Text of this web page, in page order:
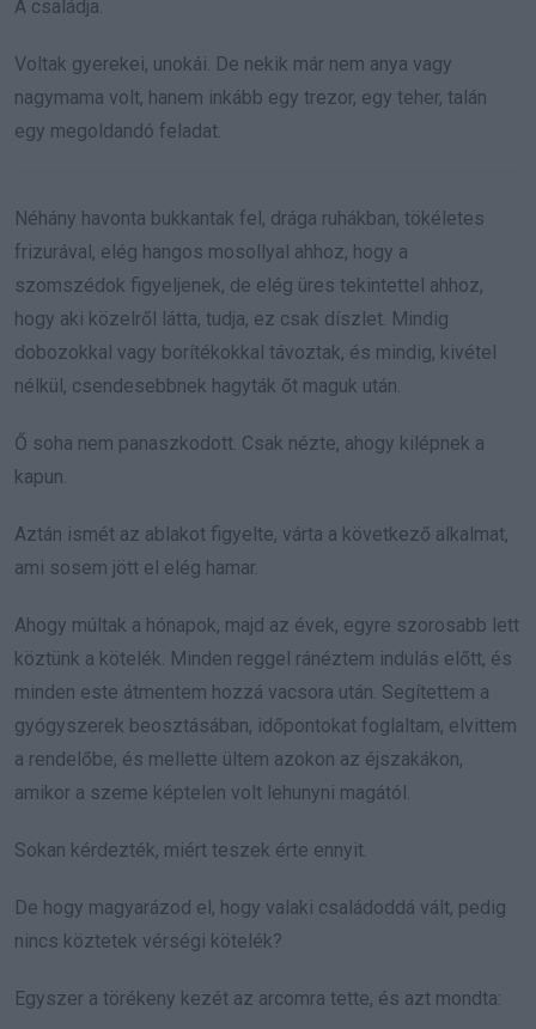
A családja.
Voltak gyerekei, unokái. De nekik már nem anya vagy
nagymama volt, hanem inkább egy trezor, egy teher, talán
egy megoldandó feladat.
Néhány havonta bukkantak fel, drága ruhákban, tökéletes
frizurával, elég hangos mosollyal ahhoz, hogy a
szomszédok figyeljenek, de elég üres tekintettel ahhoz,
hogy aki közelről látta, tudja, ez csak díszlet. Mindig
dobozokkal vagy borítékokkal távoztak, és mindig, kivétel
nélkül, csendesebbnek hagyták őt maguk után.
Ő soha nem panaszkodott. Csak nézte, ahogy kilépnek a
kapun.
Aztán ismét az ablakot figyelte, várta a következő alkalmat,
ami sosem jött el elég hamar.
Ahogy múltak a hónapok, majd az évek, egyre szorosabb lett
köztünk a kötelék. Minden reggel ránéztem indulás előtt, és
minden este átmentem hozzá vacsora után. Segítettem a
gyógyszerek beosztásában, időpontokat foglaltam, elvittem
a rendelőbe, és mellette ültem azokon az éjszakákon,
amikor a szeme képtelen volt lehunyni magától.
Sokan kérdezték, miért teszek érte ennyit.
De hogy magyarázod el, hogy valaki családoddá vált, pedig
nincs köztetek vérségi kötelék?
Egyszer a törékeny kezét az arcomra tette, és azt mondta: